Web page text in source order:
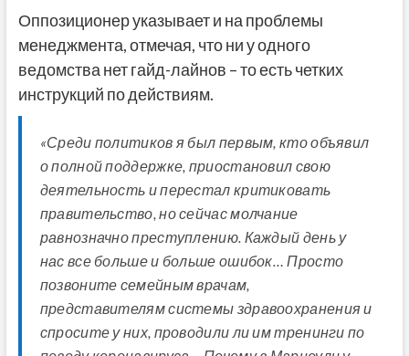
Оппозиционер указывает и на проблемы
менеджмента, отмечая, что ни у одного
ведомства нет гайд-лайнов – то есть четких
инструкций по действиям.
«Среди политиков я был первым, кто объявил
о полной поддержке, приостановил свою
деятельность и перестал критиковать
правительство, но сейчас молчание
равнозначно преступлению. Каждый день у
нас все больше и больше ошибок… Просто
позвоните семейным врачам,
представителям системы здравоохранения и
спросите у них, проводили ли им тренинги по